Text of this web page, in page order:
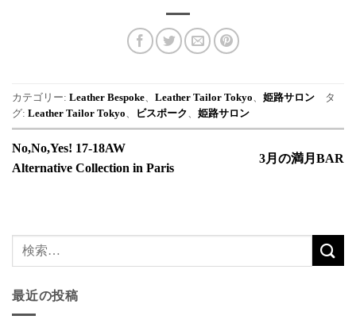
カテゴリー: Leather Bespoke Leather Tailor Tokyo 姫路サロン タ
グ: Leather Tailor Tokyo ビスポーク 姫路サロン
No,No,Yes! 17-18AW
Alternative Collection in Paris
3月の満月BAR
最近の投稿